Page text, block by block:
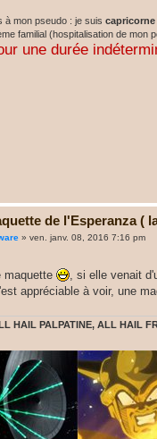
à mon pseudo : je suis capricorne
familial (hospitalisation de mon
une durée
de l'Esperanza (
» ven. janv. 08, 2016 7:16 pm
maquette
, si elle venait
appréciable à voir, une
HAIL PALPATINE, ALL HAIL